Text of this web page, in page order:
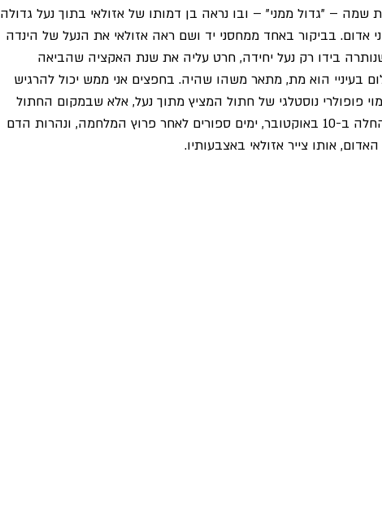
שמה – "גדול ממני" – ובו נראה בן דמותו של אזולאי בתוך נעל גדולה
אדום. בביקור באחד ממחסני יד ושם ראה אזולאי את הנעל של הינדה
בידו רק נעל יחידה, חרט עליה את שנת האקציה שהביאה
"צילום בעיניי הוא מת, מתאר משהו שהיה. בחפצים אני ממש יכול להרגיש
פופולרי נוסטלגי של חתול המציץ מתוך נעל, אלא שבמקום החתול
צייר את דמותו שלו. העבודה על הציור החלה ב-10 באוקטובר, ימים ספורים לאחר פרוץ המלחמה, ונהרות הדם
אותו צייר אזולאי באצבעותיו.